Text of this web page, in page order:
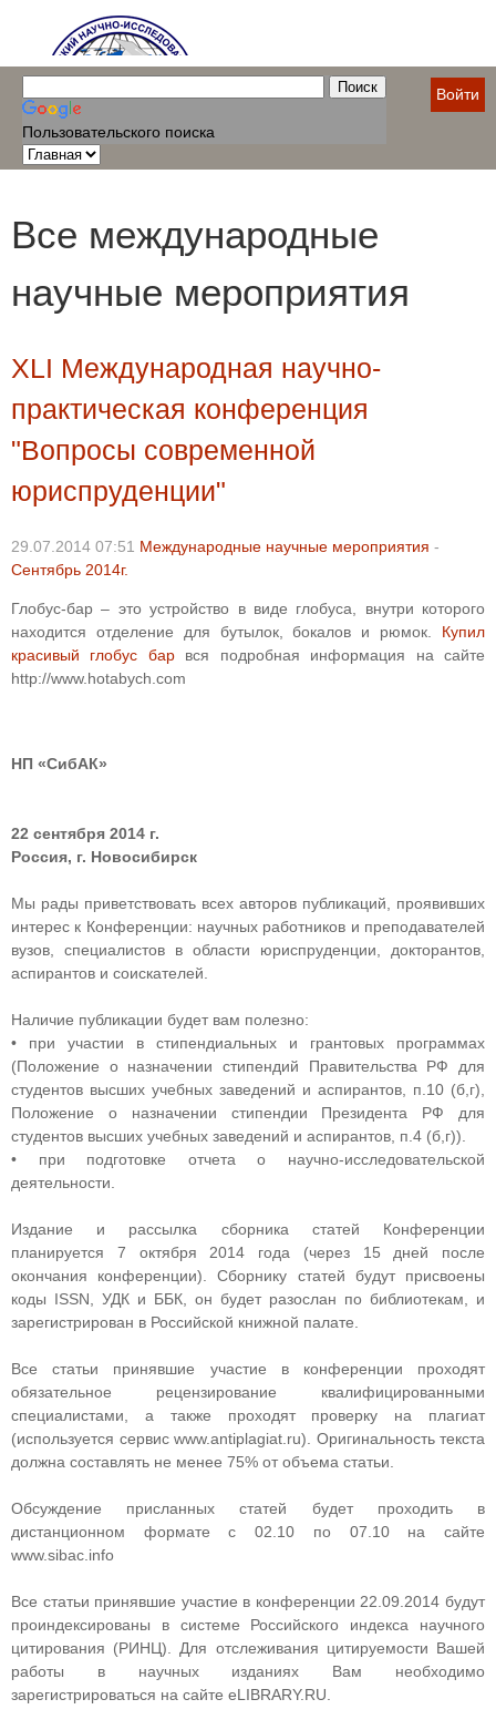
Пользовательского поиска
Войти
Все международные
научные мероприятия
XLI Международная научно-
практическая конференция
"Вопросы современной
юриспруденции"
29.07.2014 07:51 Международные научные мероприятия -
Сентябрь 2014г.
Глобус-бар – это устройство в виде глобуса, внутри которого
находится отделение для бутылок, бокалов и рюмок. Купил
красивый глобус барвся подробная информация на сайте
http://www.hotabych.com
НП «СибАК»
22 сентября 2014 г.
Россия, г. Новосибирск
Мы рады приветствовать всех авторов публикаций, проявивших
интерес к Конференции: научных работников и преподавателей
вузов, специалистов в области юриспруденции, докторантов,
аспирантов и соискателей.
Наличие публикации будет вам полезно:
• при участии в стипендиальных и грантовых программах
(Положение о назначении стипендий Правительства РФ для
студентов высших учебных заведений и аспирантов, п.10 (б,г),
Положение о назначении стипендии Президента РФ для
студентов высших учебных заведений и аспирантов, п.4 (б,г)).
• при подготовке отчета о научно-исследовательской
деятельности.
Издание и рассылка сборника статей Конференции
планируется 7 октября 2014 года (через 15 дней после
окончания конференции). Сборнику статей будут присвоены
коды ISSN, УДК и ББК, он будет разослан по библиотекам, и
зарегистрирован в Российской книжной палате.
Все статьи принявшие участие в конференции проходят
обязательное рецензирование квалифицированными
специалистами, а также проходят проверку на плагиат
(используется сервис www.antiplagiat.ru). Оригинальность текста
должна составлять не менее 75% от объема статьи.
Обсуждение присланных статей будет проходить в
дистанционном формате с 02.10 по 07.10 на сайте
www.sibac.info
Все статьи принявшие участие в конференции 22.09.2014 будут
проиндексированы в системе Российского индекса научного
цитирования (РИНЦ). Для отслеживания цитируемости Вашей
работы в научных изданиях Вам необходимо
зарегистрироваться на сайте eLIBRARY.RU.